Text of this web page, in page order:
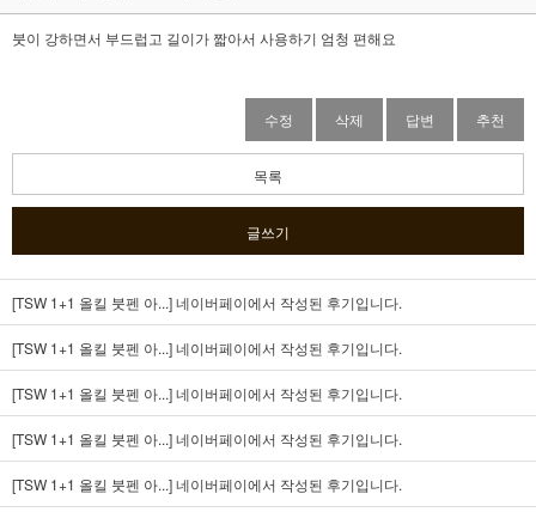
붓이 강하면서 부드럽고 길이가 짧아서 사용하기 엄청 편해요
수정 삭제 답변 추천
목록
글쓰기
[TSW 1+1 올킬 붓펜 아...]네이버페이에서 작성된 후기입니다.
[TSW 1+1 올킬 붓펜 아...]네이버페이에서 작성된 후기입니다.
[TSW 1+1 올킬 붓펜 아...]네이버페이에서 작성된 후기입니다.
[TSW 1+1 올킬 붓펜 아...]네이버페이에서 작성된 후기입니다.
[TSW 1+1 올킬 붓펜 아...]네이버페이에서 작성된 후기입니다.